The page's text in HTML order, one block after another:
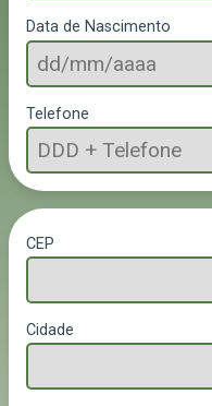
Data de Nascimento
Telefone
CEP
Cidade